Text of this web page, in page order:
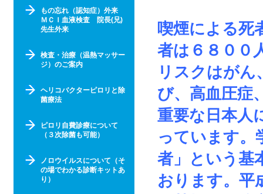
喫煙による死
者は６８００
リスクはがん
び、高血圧症
重要な日本人
っています。
者」という基
おります。平
もの忘れ（認知症）外来
ＭＣＩ血液検査 院長(兄)
先生外来
検査・治療（温熱マッサー
ジ）のご案内
ヘリコバクターピロリと除
菌療法
ピロリ自費診療について
（３次除菌も可能）
ノロウイルスについて（そ
の場でわかる診断キットあ
り）